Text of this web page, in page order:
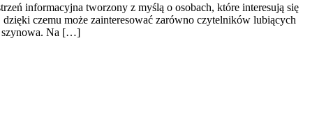
informacyjna tworzony z myślą o osobach, które interesują się
czemu może zainteresować zarówno czytelników lubiących
szynowa. Na […]